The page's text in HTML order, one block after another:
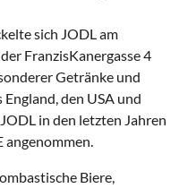
sich JODL am
FranzisKanergasse 4
Getränke und
den USA und
in den letzten Jahren
angenommen.
Biere,